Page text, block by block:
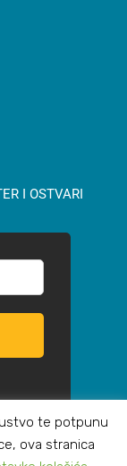
I OSTVARI
te potpunu
ova stranica